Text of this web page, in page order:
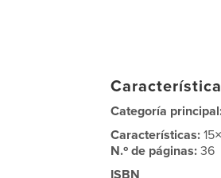
Categoría
Características:
N.º de páginas:36
ISBN